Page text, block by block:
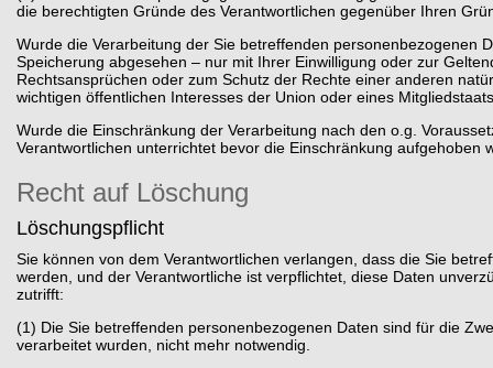
die berechtigten Gründe des Verantwortlichen gegenüber Ihren
Wurde die Verarbeitung der Sie betreffenden personenbezogenen
Speicherung abgesehen – nur mit Ihrer Einwilligung oder zur
Rechtsansprüchen oder zum Schutz der Rechte einer anderen
wichtigen öffentlichen Interesses der Union oder eines
Wurde die Einschränkung der Verarbeitung nach den o.g.
Verantwortlichen unterrichtet bevor die Einschränkung aufgehoben
Recht auf Löschung
Löschungspflicht
Sie können von dem Verantwortlichen verlangen, dass die Sie
werden, und der Verantwortliche ist verpflichtet, diese Daten
zutrifft:
(1) Die Sie betreffenden personenbezogenen Daten sind für die
verarbeitet wurden, nicht mehr notwendig.